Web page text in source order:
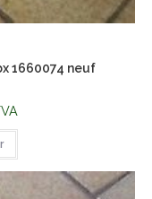
1660074 neuf